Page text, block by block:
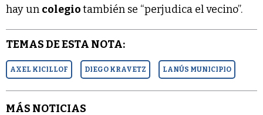
hay un colegiotambién se “perjudica el vecino”.
TEMAS DE ESTA NOTA:
AXEL KICILLOF DIEGO KRAVETZ LANÚS MUNICIPIO
MÁS NOTICIAS